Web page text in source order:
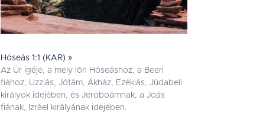
Hóseás 1:1 (KAR) »
Az Úr igéje, a mely lõn Hóseáshoz, a Beeri
fiához, Uzziás, Jótám, Ákház, Ezékiás, Júdabeli
királyok idejében, és Jeroboámnak, a Joás
fiának, Izráel királyának idejében.